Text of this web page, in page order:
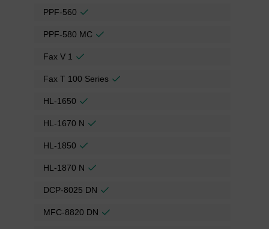
PPF-560
PPF-580 MC
Fax V 1
Fax T 100 Series
HL-1650
HL-1670 N
HL-1850
HL-1870 N
DCP-8025 DN
MFC-8820 DN